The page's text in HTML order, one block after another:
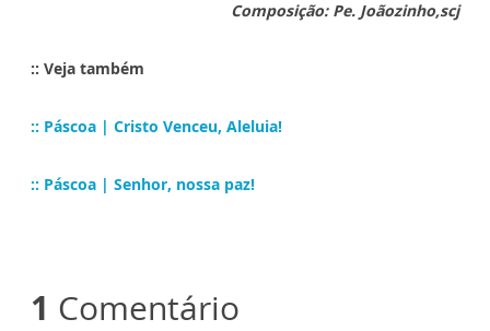
Composição: Pe. Joãozinho,scj
:: Veja também
:: Páscoa | Cristo Venceu, Aleluia!
:: Páscoa | Senhor, nossa paz!
1 Comentário